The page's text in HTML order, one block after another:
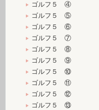
ゴルフ５ ④
ゴルフ５ ⑤
ゴルフ５ ⑥
ゴルフ５ ⑦
ゴルフ５ ⑧
ゴルフ５ ⑨
ゴルフ５ ⑩
ゴルフ５ ⑪
ゴルフ５ ⑫
ゴルフ５ ⑬